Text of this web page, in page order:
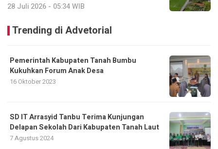
28 Juli 2026 - 05:34 WIB
Trending di Advetorial
Pemerintah Kabupaten Tanah Bumbu
Kukuhkan Forum Anak Desa
16 Oktober 2023
SD IT Arrasyid Tanbu Terima Kunjungan
Delapan Sekolah Dari Kabupaten Tanah Laut
7 Agustus 2024